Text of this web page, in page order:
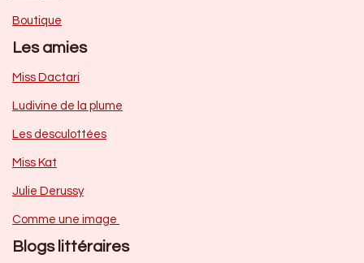
Boutique
Les amies
Miss Dactari
Ludivine de la plume
Les desculottées
Miss Kat
Julie Derussy
Comme une image
Blogs littéraires